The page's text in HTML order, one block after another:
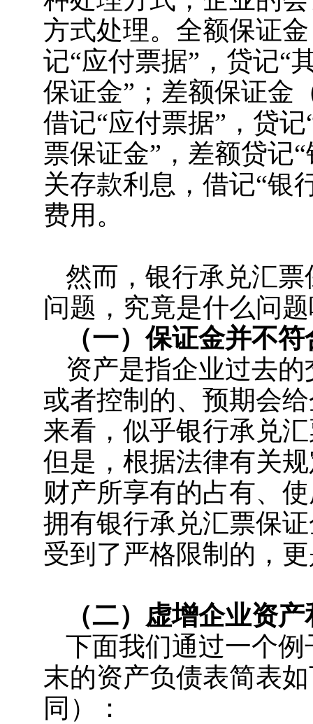
方式处理。全额保证
记“应付票据”，贷记
保证金”；差额保证金
借记“应付票据”，贷
票保证金”，差额贷
关存款利息，借记“
费用。
然而，银行承兑汇
问题，究竟是什么问
（一）保证金并不
资产是指企业过去
或者控制的、预期会
来看，似乎银行承兑
但是，根据法律有关
财产所享有的占有、
拥有银行承兑汇票保
受到了严格限制的，
（二）虚增企业资
下面我们通过一个
末的资产负债表简表
同）：